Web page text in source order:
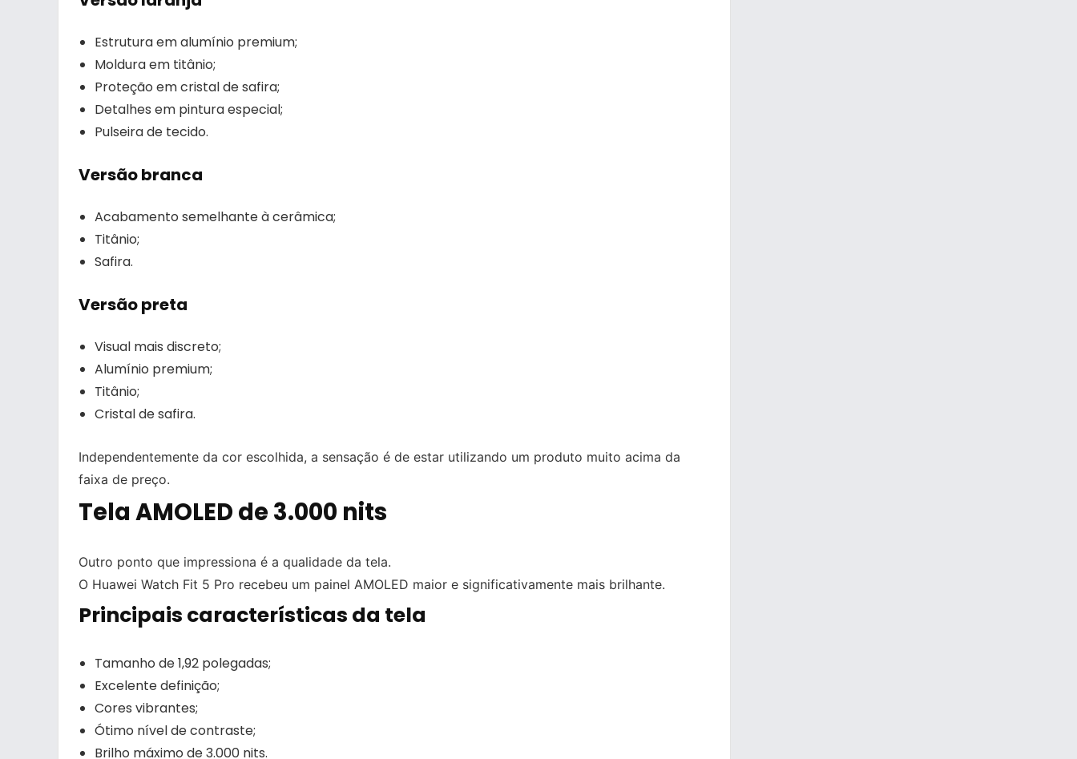
Estrutura em alumínio premium;
Moldura em titânio;
Proteção em cristal de safira;
Detalhes em pintura especial;
Pulseira de tecido.
Versão branca
Acabamento semelhante à cerâmica;
Titânio;
Safira.
Versão preta
Visual mais discreto;
Alumínio premium;
Titânio;
Cristal de safira.
Independentemente da cor escolhida, a sensação é de estar utilizando um produto muito acima da
faixa de preço.
Tela AMOLED de 3.000 nits
Outro ponto que impressiona é a qualidade da tela.
O Huawei Watch Fit 5 Pro recebeu um painel AMOLED maior e significativamente mais brilhante.
Principais características da tela
Tamanho de 1,92 polegadas;
Excelente definição;
Cores vibrantes;
Ótimo nível de contraste;
Brilho máximo de 3.000 nits.